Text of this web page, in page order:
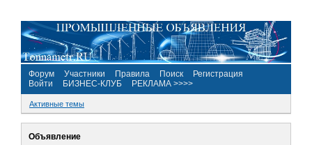
Форум Участники Правила Поиск
Регистрация
Войти
БИЗНЕС-КЛУБ РЕКЛАМА >>>>
Активные темы
Объявление